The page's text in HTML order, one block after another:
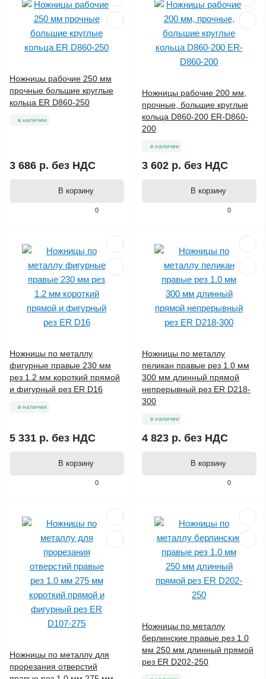
0
Ножницы рабочие 250 мм
прочные большие круглые
кольца ER D860-250
в наличии
3 686 р. без НДС
В корзину
0
Ножницы рабочие 200 мм,
прочные, большие круглые
кольца D860-200 ER-D860-
200
в наличии
3 602 р. без НДС
В корзину
0
Ножницы по металлу
фигурные правые 230 мм
рез 1.2 мм короткий прямой
и фигурный рез ER D16
в наличии
5 331 р. без НДС
В корзину
0
Ножницы по металлу
пеликан правые рез 1.0 мм
300 мм длинный прямой
непрерывный рез ER D218-
300
в наличии
4 823 р. без НДС
В корзину
Ножницы по металлу для
прорезания отверстий
Ножницы по металлу
берлинские правые рез 1.0
мм 250 мм длинный прямой
рез ER D202-250